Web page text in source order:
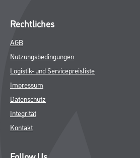
Rechtliches
AGB
Nutzungsbedingungen
Logistik- und Servicepreisliste
Impressum
Datenschutz
Integrität
Kontakt